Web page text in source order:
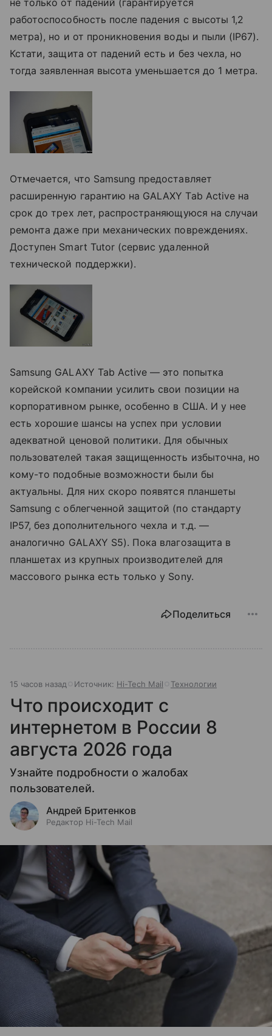
работоспособность после падения с высоты 1,2
метра), но и от проникновения воды и пыли (IP67).
Кстати, защита от падений есть и без чехла, но
тогда заявленная высота уменьшается до 1 метра.
Отмечается, что Samsung предоставляет
расширенную гарантию на GALAXY Tab Active на
срок до трех лет, распространяющуюся на случаи
ремонта даже при механических повреждениях.
Доступен Smart Tutor (сервис удаленной
технической поддержки).
Samsung GALAXY Tab Active — это попытка
корейской компании усилить свои позиции на
корпоративном рынке, особенно в США. И у нее
есть хорошие шансы на успех при условии
адекватной ценовой политики. Для обычных
пользователей такая защищенность избыточна, но
кому-то подобные возможности были бы
актуальны. Для них скоро появятся планшеты
Samsung с облегченной защитой (по стандарту
IP57, без дополнительного чехла и т.д. —
аналогично GALAXY S5). Пока влагозащита в
планшетах из крупных производителей для
массового рынка есть только у Sony.
Поделиться
15 часов назад Источник: Hi-Tech Mail Технологии
Что происходит с
интернетом в России 8
августа 2026 года
Узнайте подробности о жалобах
пользователей.
Андрей Бритенков
Редактор Hi-Tech Mail